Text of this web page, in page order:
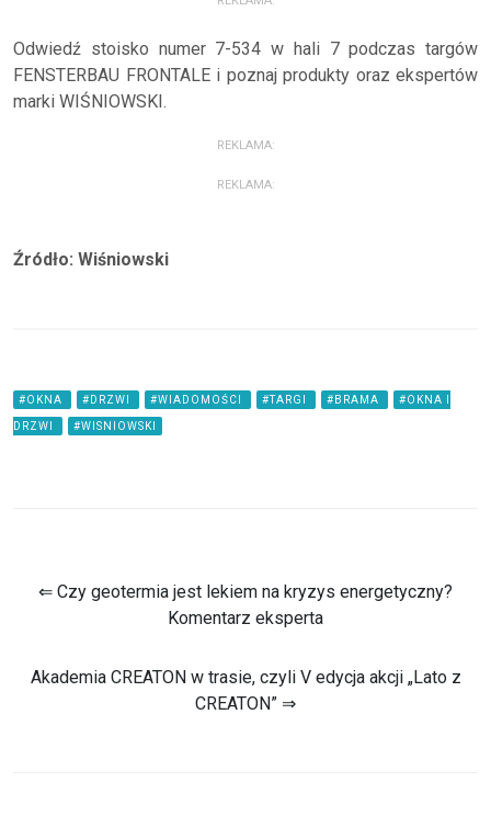
Odwiedź stoisko numer 7-534 w hali 7 podczas targów
FENSTERBAU FRONTALE i poznaj produkty oraz ekspertów
marki WIŚNIOWSKI.
REKLAMA:
REKLAMA:
Źródło: Wiśniowski
#OKNA #DRZWI #WIADOMOŚCI #TARGI #BRAMA #OKNA I
DRZWI #WISNIOWSKI
⇐ Czy geotermia jest lekiem na kryzys energetyczny?
Komentarz eksperta
Akademia CREATON w trasie, czyli V edycja akcji „Lato z
CREATON” ⇒